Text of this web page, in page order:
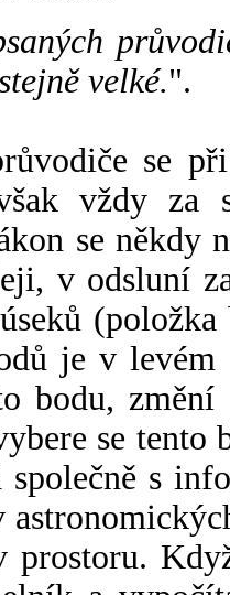
velké.".
se
vždy za
se někdy
v odsluní
je v
bodu,
se tento
společně s
prostoru.